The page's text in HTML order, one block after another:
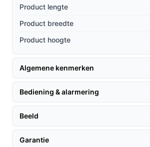
niet bieden.
naar nachtzicht, zodat je ook in
zien wat er gebeurt.
Stabiele Wi-Fi-verbinding:Met
dubbele antennes geniet je van
verbinding, zelfs bij grotere
Gebruik & praktische tips
Voor een optimaal gebruik van de
stappen:
Product lengte
Product breedte
Product hoogte
Algemene kenmerken
Bediening & alarmering
Beeld
Garantie